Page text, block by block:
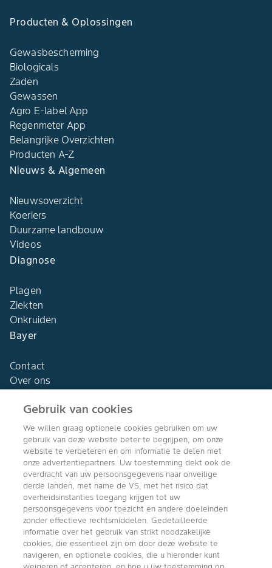
Producten & Oplossingen
Gewasbescherming
Biologicals
Zaden
Gewassen
Agro E-label App
Regenmeter App
Belangrijke Overzichten
Producten A-Z
Nieuws & Algemeen
Nieuwsoverzicht
Koeriers
Duurzame landbouw
Videos
Diagnose
Plagen
Ziekten
Onkruiden
Bayer
Contact
Over ons
Agro Bayer
Nederland
Volg ons
Gebruik van cookies
We willen graag optionele cookies gebruiken om uw
gebruik van deze website beter te begrijpen, om onze
website te verbeteren en om informatie te delen met
onze advertentiepartners. Uw toestemming dekt ook de
overdracht van uw persoonsgegevens naar onveilige
derde landen, met name de VS, met het risico dat
overheidsinstanties toegang krijgen tot uw
persoonsgegevens voor toezicht en andere doeleinden
zonder effectieve rechtsmiddelen. Gedetailleerde
informatie over het gebruik van strikt noodzakelijke
cookies, die essentieel zijn om door deze website te
navigeren, en optionele cookies, die u hieronder kunt